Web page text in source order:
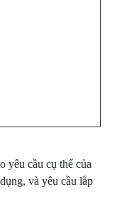
yêu cầu cụ thể của
và yêu cầu lắp